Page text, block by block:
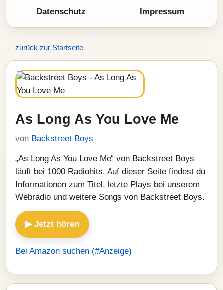
Datenschutz Impressum
← zurück zur Startseite
As Long As You Love Me
von Backstreet Boys
„As Long As You Love Me“ von Backstreet Boys
läuft bei 1000 Radiohits. Auf dieser Seite findest du
Informationen zum Titel, letzte Plays bei unserem
Webradio und weitere Songs von Backstreet Boys.
▶ Jetzt hören
Bei Amazon suchen (#Anzeige)